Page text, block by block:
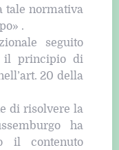
tale normativa
.
seguito
il principio di
20 della
di risolvere la
ha
il contenuto